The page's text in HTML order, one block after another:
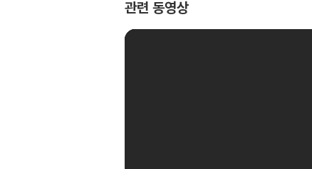
관련 동영상